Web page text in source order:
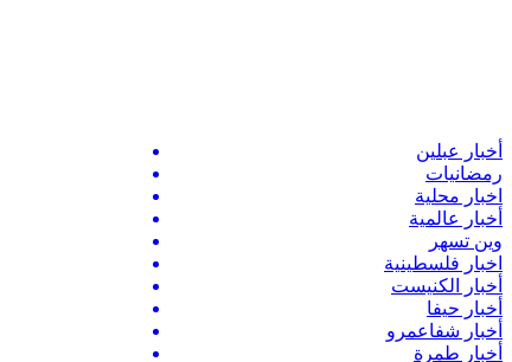
أخبار عبلين
رمضانيات
اخبار محلية
أخبار عالمية
وين تسهر
اخبار فلسطينية
أخبار الكنيست
أخبار حيفا
أخبار شفاعمرو
أخبار طمرة